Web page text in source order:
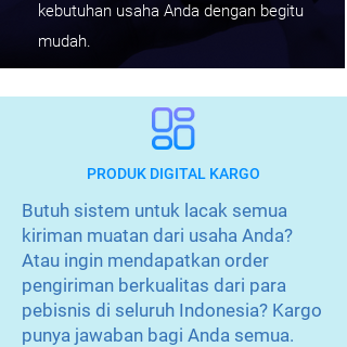
kebutuhan usaha Anda dengan begitu
mudah.
PRODUK DIGITAL KARGO
Butuh sistem untuk lacak semua
kiriman muatan dari usaha Anda?
Atau ingin mendapatkan order
pengiriman berkualitas dari para
pebisnis di seluruh Indonesia? Kargo
punya jawaban bagi Anda semua.